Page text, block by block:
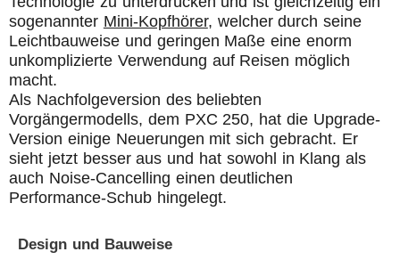
sogenannter Mini-Kopfhörer, welcher durch seine
Leichtbauweise und geringen Maße eine enorm
unkomplizierte Verwendung auf Reisen möglich
macht.
Als Nachfolgeversion des beliebten
Vorgängermodells, dem PXC 250, hat die Upgrade-
Version einige Neuerungen mit sich gebracht. Er
sieht jetzt besser aus und hat sowohl in Klang als
auch Noise-Cancelling einen deutlichen
Performance-Schub hingelegt.
Design und Bauweise